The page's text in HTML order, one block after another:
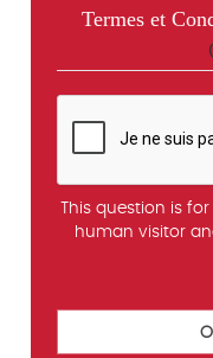
Termes et
This question is
human visitor